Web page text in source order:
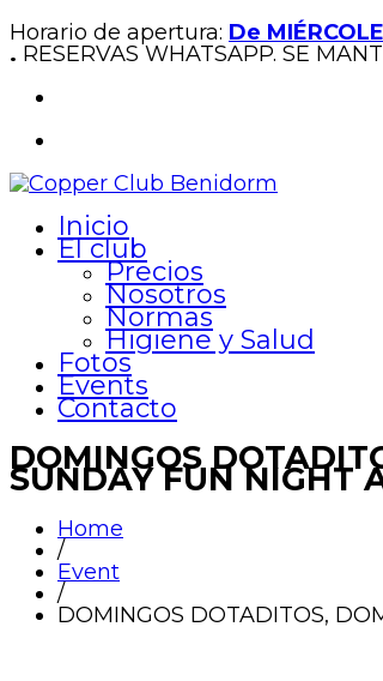
Horario de apertura: De
. RESERVAS WHATSAPP. SE
Inicio
El club
Precios
Nosotros
Normas
Higiene y Salud
Fotos
Events
Contacto
DOMINGOS
SUNDAY FUN NIGHT
Home
/
Event
/
DOMINGOS DOTADITOS,